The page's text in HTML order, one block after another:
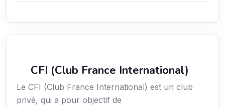
CFI (Club France International)
Le CFI (Club France International) est un club
privé, qui a pour objectif de